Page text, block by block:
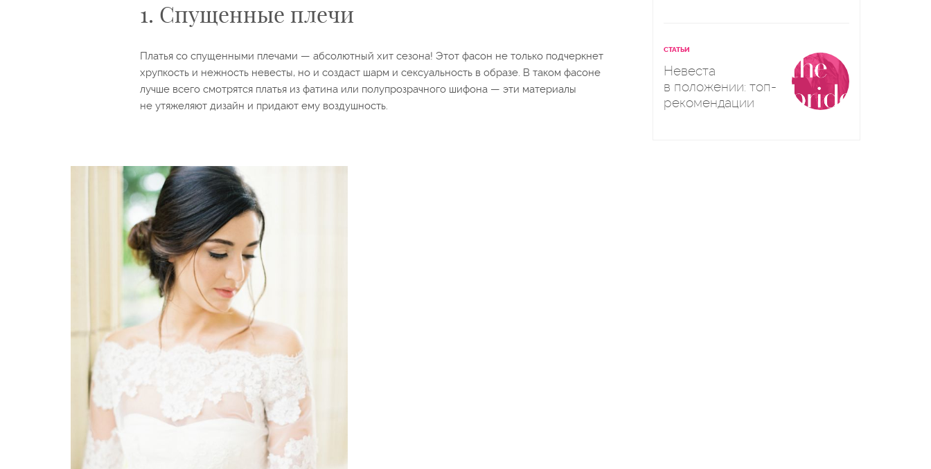
1. Спущенные плечи
Платья со спущенными плечами — абсолютный хит сезона! Этот фасон не только подчеркнет
хрупкость и нежность невесты, но и создаст шарм и сексуальность в образе. В таком фасоне
лучше всего смотрятся платья из фатина или полупрозрачного шифона — эти материалы
не утяжеляют дизайн и придают ему воздушность.
СТАТЬИ
Невеста
в положении: топ-
рекомендации